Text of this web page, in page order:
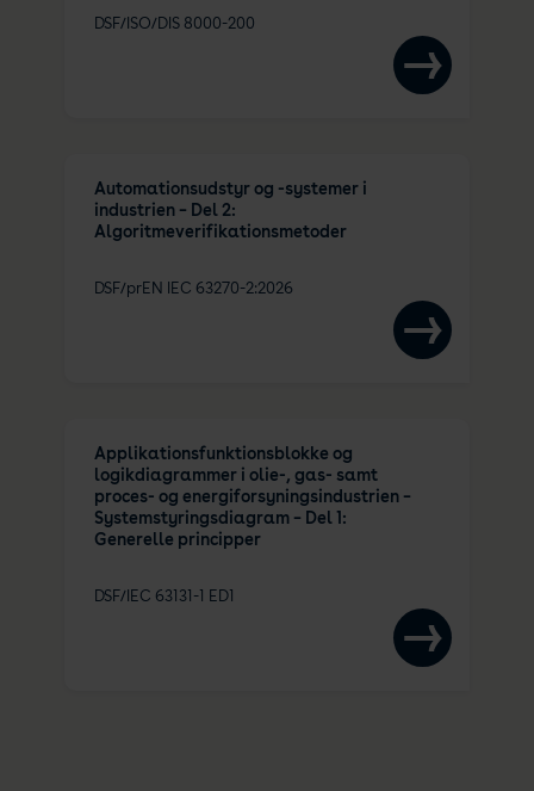
DSF/ISO/DIS 8000-200
Automationsudstyr og -systemer i
industrien – Del 2:
Algoritmeverifikationsmetoder
DSF/prEN IEC 63270-2:2026
Applikationsfunktionsblokke og
logikdiagrammer i olie-, gas- samt
proces- og energiforsyningsindustrien –
Systemstyringsdiagram – Del 1:
Generelle principper
DSF/IEC 63131-1 ED1